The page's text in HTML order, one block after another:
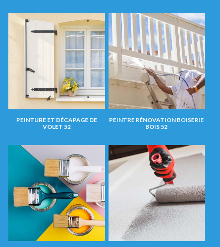
PEINTURE ET DÉCAPAGE DE
VOLET 52
PEINTRE RÉNOVATION BOISERIE
BOIS 52